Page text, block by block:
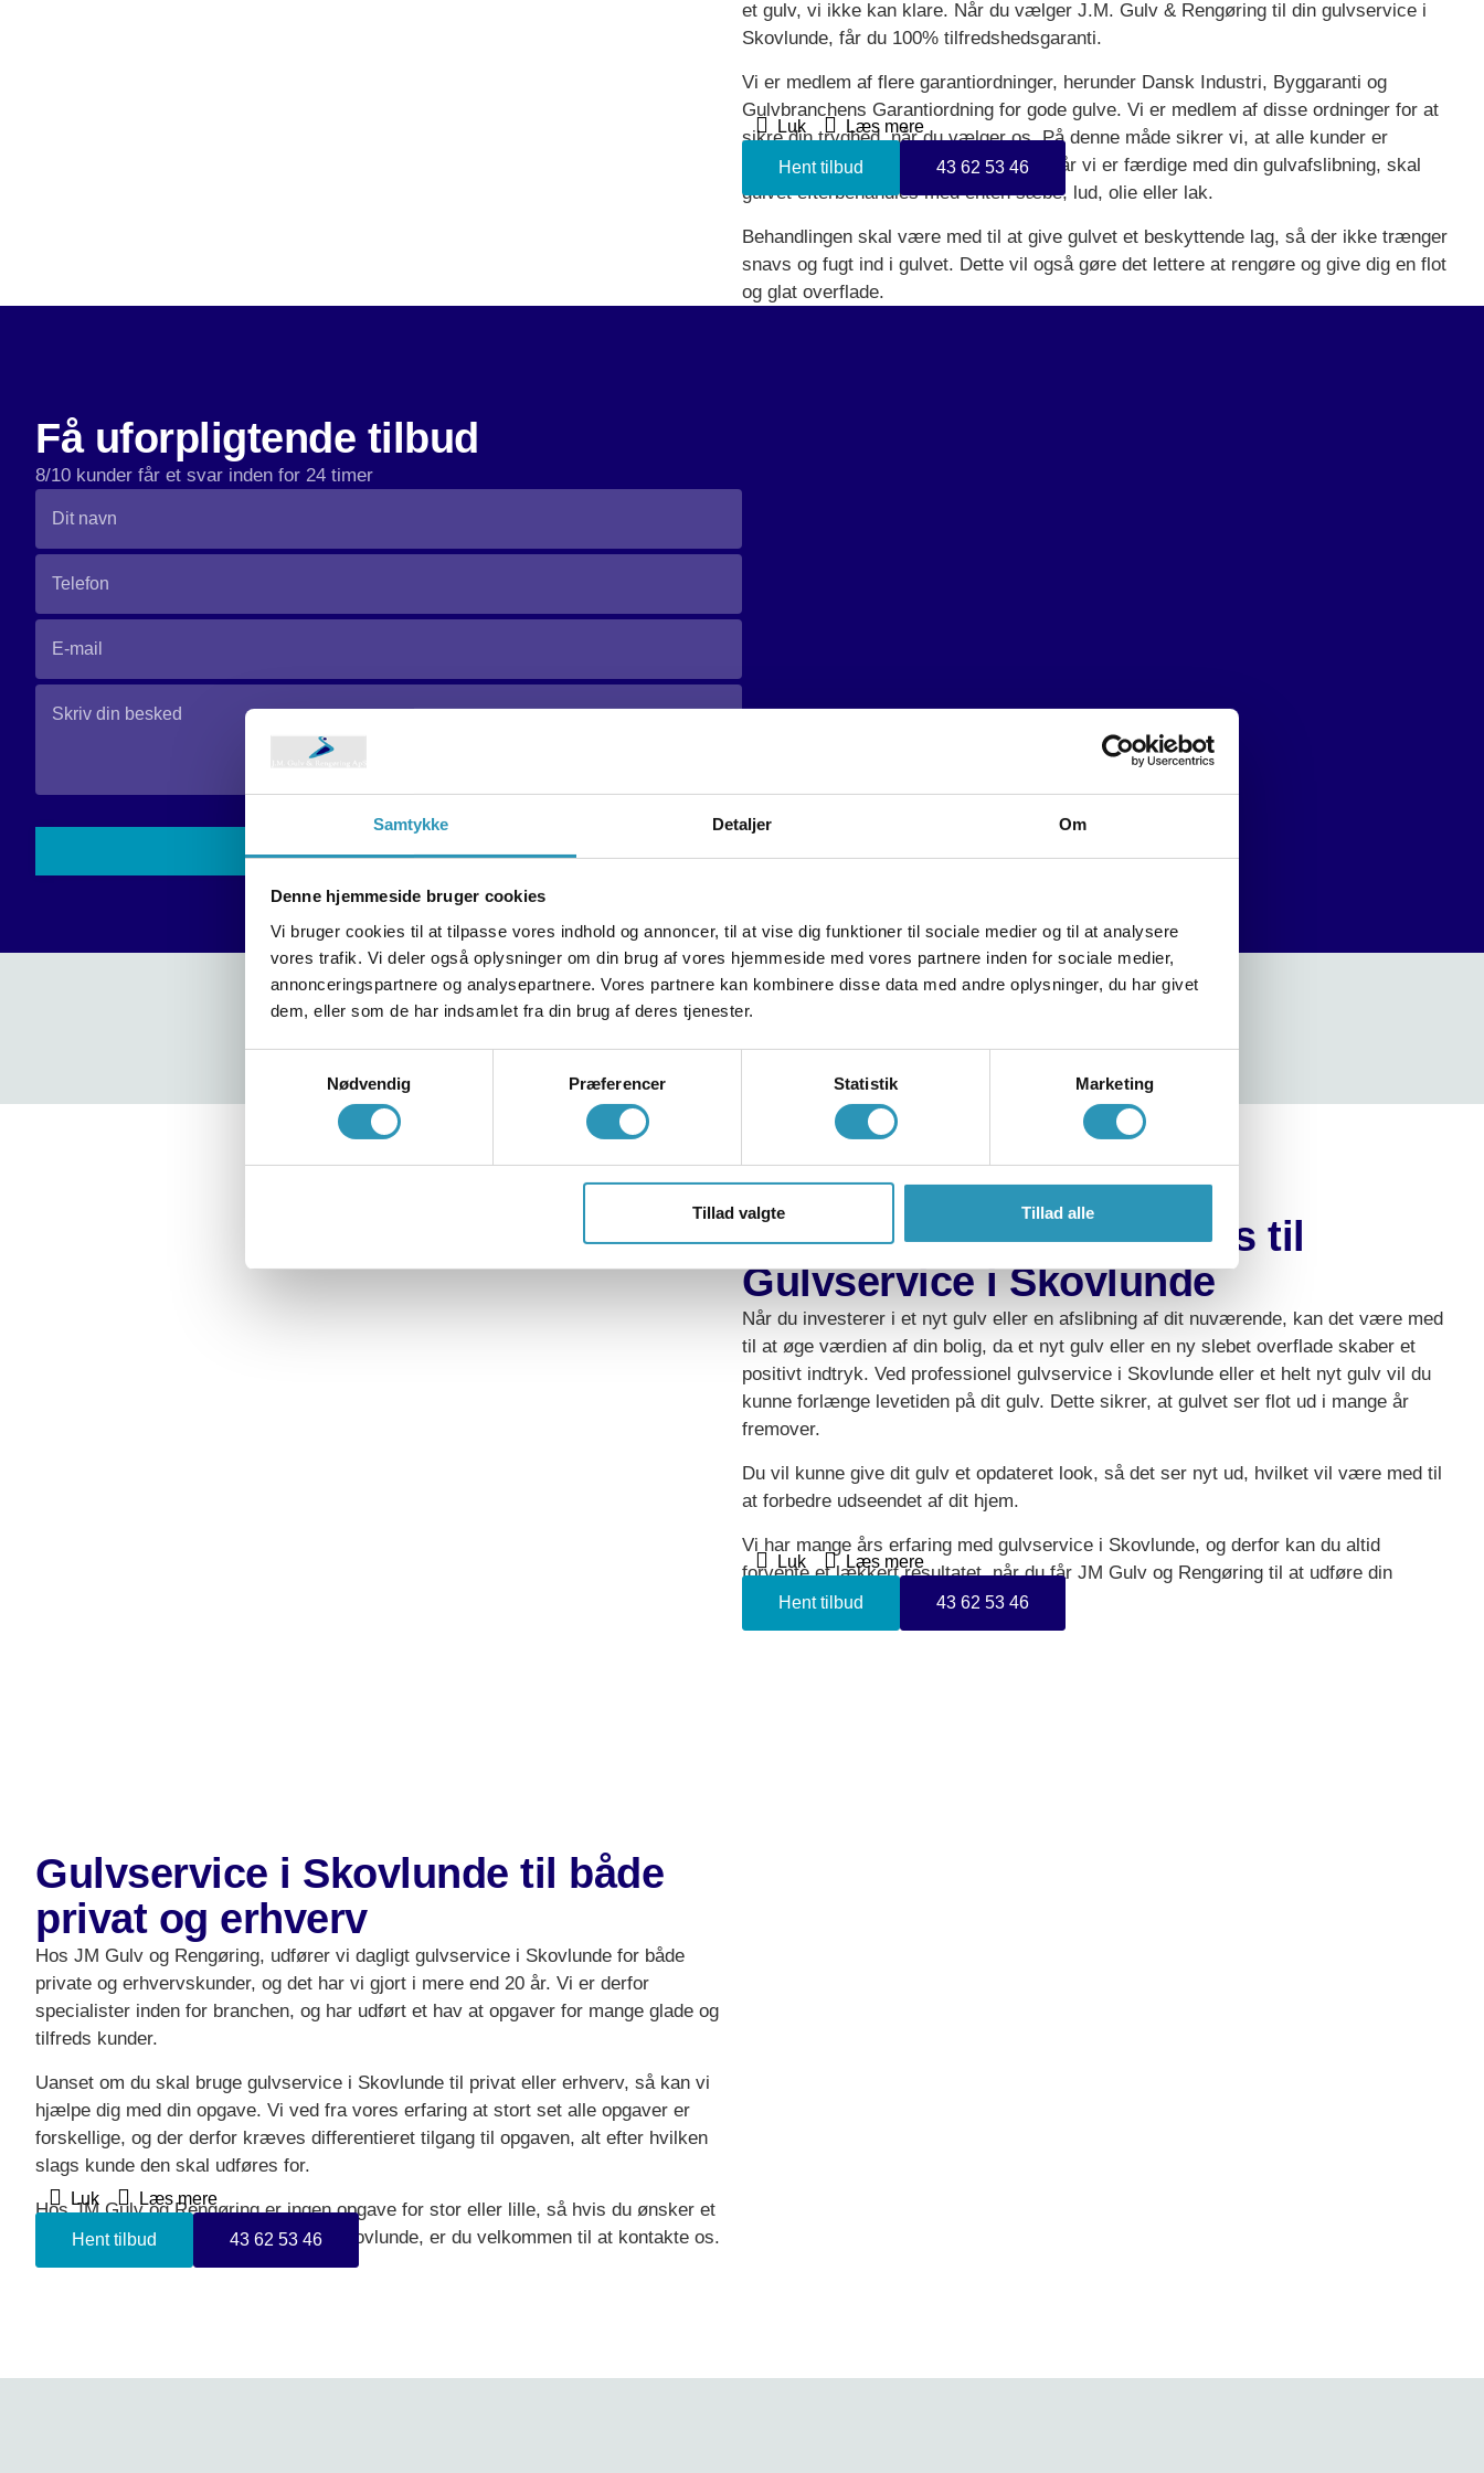
Samtykke Detaljer Om
Denne hjemmeside bruger cookies
Vi bruger cookies til at tilpasse vores indhold og annoncer, til at vise dig funktioner til sociale medier og til at analysere
vores trafik. Vi deler også oplysninger om din brug af vores hjemmeside med vores partnere inden for sociale medier,
annonceringspartnere og analysepartnere. Vores partnere kan kombinere disse data med andre oplysninger, du har givet
dem, eller som de har indsamlet fra din brug af deres tjenester.
Nødvendig
Præferencer Statistik Marketing
Tillad valgte Tillad alle
et gulv, vi ikke kan klare. Når du vælger J.M. Gulv & Rengøring til din gulvservice i
Skovlunde, får du 100% tilfredshedsgaranti.
Vi er medlem af flere garantiordninger, herunder Dansk Industri, Byggaranti og
Gulvbranchens Garantiordning for gode gulve. Vi er medlem af disse ordninger for at
sikre din tryghed, når du vælger os. På denne måde sikrer vi, at alle kunder er
tilfredse med vores færdige arbejde. Når vi er færdige med din gulvafslibning, skal
gulvet efterbehandles med enten sæbe, lud, olie eller lak.
Behandlingen skal være med til at give gulvet et beskyttende lag, så der ikke trænger
snavs og fugt ind i gulvet. Dette vil også gøre det lettere at rengøre og give dig en flot
og glat overflade.
Luk Læs mere
Hent tilbud 43 62 53 46
Få uforpligtende tilbud
8/10 kunder får et svar inden for 24 timer
this
Fordelene ved at vælge os til
Gulvservice i Skovlunde
Når du investerer i et nyt gulv eller en afslibning af dit nuværende, kan det være med
til at øge værdien af din bolig, da et nyt gulv eller en ny slebet overflade skaber et
positivt indtryk. Ved professionel gulvservice i Skovlunde eller et helt nyt gulv vil du
kunne forlænge levetiden på dit gulv. Dette sikrer, at gulvet ser flot ud i mange år
fremover.
Du vil kunne give dit gulv et opdateret look, så det ser nyt ud, hvilket vil være med til
at forbedre udseendet af dit hjem.
Vi har mange års erfaring med gulvservice i Skovlunde, og derfor kan du altid
forvente et lækkert resultatet, når du får JM Gulv og Rengøring til at udføre din
gulvservice i Skovlunde.
Luk Læs mere
Hent tilbud 43 62 53 46
Gulvservice i Skovlunde til både
privat og erhverv
Hos JM Gulv og Rengøring, udfører vi dagligt gulvservice i Skovlunde for både
private og erhvervskunder, og det har vi gjort i mere end 20 år. Vi er derfor
specialister inden for branchen, og har udført et hav at opgaver for mange glade og
tilfreds kunder.
Uanset om du skal bruge gulvservice i Skovlunde til privat eller erhverv, så kan vi
hjælpe dig med din opgave. Vi ved fra vores erfaring at stort set alle opgaver er
forskellige, og der derfor kræves differentieret tilgang til opgaven, alt efter hvilken
slags kunde den skal udføres for.
Hos JM Gulv og Rengøring er ingen opgave for stor eller lille, så hvis du ønsker et
uforpligtende tilbud på gulvservice i Skovlunde, er du velkommen til at kontakte os.
Luk Læs mere
Hent tilbud 43 62 53 46